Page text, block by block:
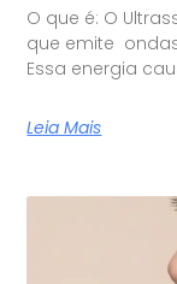
O que é: O
que emite
Essa energia
Leia Mais